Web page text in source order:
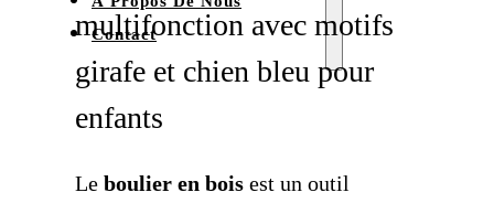
Contact
multifonction avec motifs
girafe et chien bleu pour
enfants
Le boulier en bois est un outil